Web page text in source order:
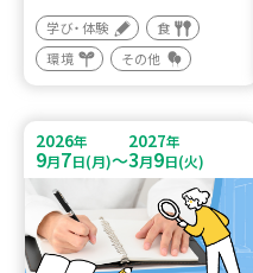
学び・体験
食
環境
その他
2026年
9月7日(月)～
2027年
3月9日(火)